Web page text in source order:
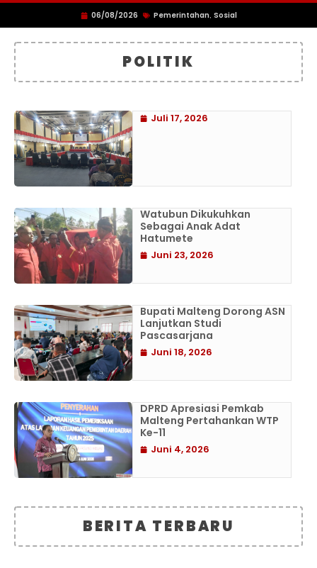
06/08/2026 Pemerintahan, Sosial
POLITIK
Juli 17, 2026
Watubun Dikukuhkan
Sebagai Anak Adat
Hatumete
Juni 23, 2026
Bupati Malteng Dorong ASN
Lanjutkan Studi
Pascasarjana
Juni 18, 2026
DPRD Apresiasi Pemkab
Malteng Pertahankan WTP
Ke-11
Juni 4, 2026
BERITA TERBARU